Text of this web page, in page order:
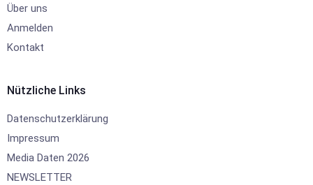
Über uns
Anmelden
Kontakt
Nützliche Links
Datenschutzerklärung
Impressum
Media Daten 2026
NEWSLETTER